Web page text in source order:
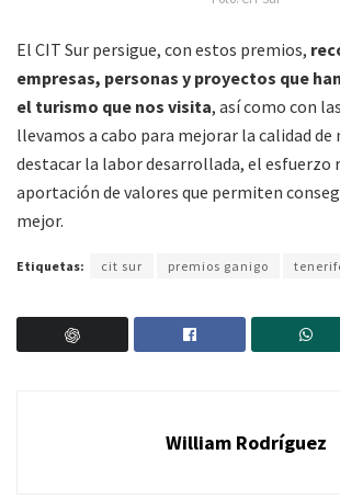
El CIT Sur persigue, con estos premios,
empresas, personas y proyectos que
el turismo que nos visita, así como con
llevamos a cabo para mejorar la calidad
destacar la labor desarrollada, el esfuerzo
aportación de valores que permiten
mejor.
Etiquetas: cit sur premios ganigo
William Rodríguez